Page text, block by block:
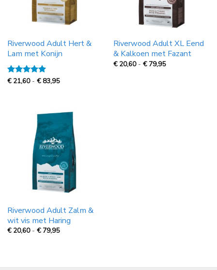
Riverwood Adult Hert &
Lam met Konijn
Gewaardeerd
€ 21,60 - €83,95Prijsklasse:
83,95
Riverwood Adult XL Eend
& Kalkoen met Fazant
€ 20,60 - € 79,95Prijsklasse:
Riverwood Adult Zalm &
wit vis met Haring
€ 20,60 - € 79,95Prijsklasse: